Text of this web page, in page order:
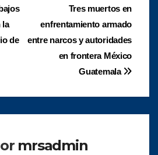
Tres muertos en
enfrentamiento armado
entre narcos y autoridades
en frontera México
Guatemala
la
de
mrsadmin